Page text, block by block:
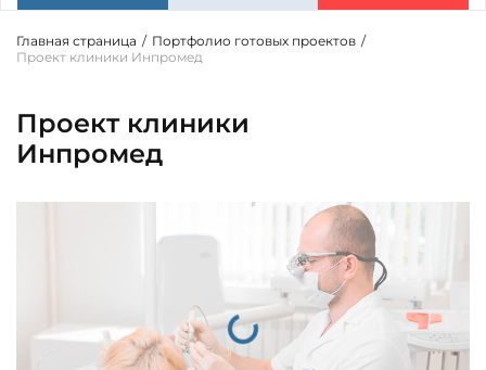
Главная страница / Портфолио готовых проектов /
Проект клиники Инпромед
Проект клиники
Инпромед
Загрузка...